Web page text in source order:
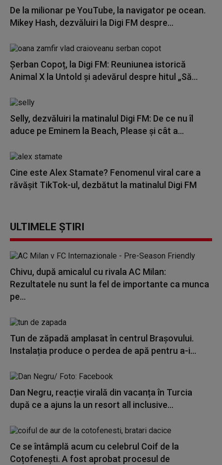
De la milionar pe YouTube, la navigator pe ocean.
Mikey Hash, dezvăluiri la Digi FM despre...
Șerban Copoț, la Digi FM: Reuniunea istorică
Animal X la Untold și adevărul despre hitul „Să...
Selly, dezvăluiri la matinalul Digi FM: De ce nu îl
aduce pe Eminem la Beach, Please și cât a...
Cine este Alex Stamate? Fenomenul viral care a
răvășit TikTok-ul, dezbătut la matinalul Digi FM
ULTIMELE ȘTIRI
Chivu, după amicalul cu rivala AC Milan:
Rezultatele nu sunt la fel de importante ca munca
pe...
Tun de zăpadă amplasat în centrul Brașovului.
Instalația produce o perdea de apă pentru a-i...
Dan Negru, reacție virală din vacanța în Turcia
după ce a ajuns la un resort all inclusive...
Ce se întâmplă acum cu celebrul Coif de la
Coțofenești. A fost aprobat procesul de